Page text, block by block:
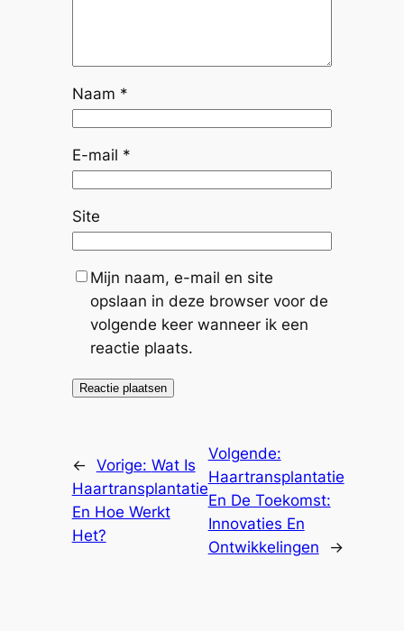
Naam *
E-mail *
Site
Mijn naam, e-mail en site
opslaan in deze browser voor de
volgende keer wanneer ik een
reactie plaats.
← Vorige: Wat Is
Haartransplantatie
En Hoe Werkt
Het?
Volgende:
Haartransplantatie
En De Toekomst:
Innovaties En
Ontwikkelingen
→